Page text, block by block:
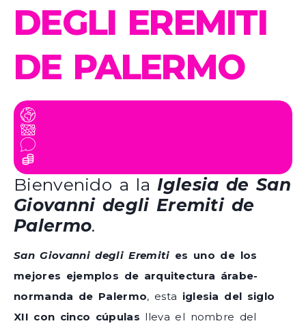
DEGLI EREMITI
DE PALERMO
Bienvenido a la Iglesia de San
Giovanni degli Eremiti de
Palermo.
San Giovanni degli Eremiti es uno de los
mejores ejemplos de arquitectura árabe-
normanda de Palermo, esta iglesia del siglo
XII con cinco cúpulas lleva el nombre del